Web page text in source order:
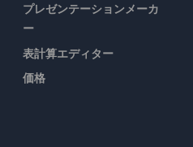
プレゼンテーションメーカ
ー
表計算エディター
価格